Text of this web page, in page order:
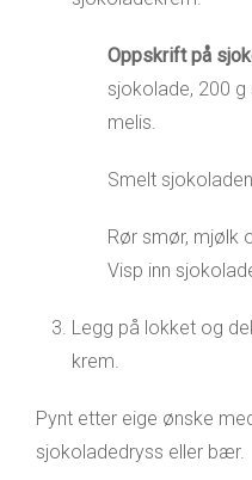
Oppskrift på
sjokolade, 200 g
melis.
Smelt
Rør smør, mjølk
Visp inn
Legg på lokket og
krem.
Pynt etter eige ønske
sjokoladedryss eller bær.